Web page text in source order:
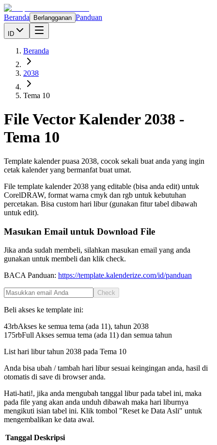
Beranda Berlangganan Panduan
ID
Beranda
2038
Tema 10
File Vector Kalender 2038 -
Tema 10
Template kalender puasa 2038, cocok sekali buat anda yang ingin
cetak kalender yang bermanfat buat umat.
File template kalender 2038 yang editable (bisa anda edit) untuk
CorelDRAW, format warna cmyk dan rgb untuk kebutuhan
percetakan. Bisa custom hari libur (gunakan fitur tabel dibawah
untuk edit).
Masukan Email untuk Download File
Jika anda sudah membeli, silahkan masukan email yang anda
gunakan untuk membeli dan klik check.
BACA Panduan: https://template.kalenderize.com/id/panduan
Check
Beli akses ke template ini:
43rbAkses ke semua tema (ada 11), tahun 2038
175rbFull Akses semua tema (ada 11) dan semua tahun
List hari libur tahun 2038 pada Tema 10
Anda bisa ubah / tambah hari libur sesuai keingingan anda, hasil di
otomatis di save di browser anda.
Hati-hati!, jika anda mengubah tanggal libur pada tabel ini, maka
pada file yang akan anda unduh dibawah maka hari liburnya
mengikuti isian tabel ini. Klik tombol "Reset ke Data Asli" untuk
mengembalikan ke data awal.
Tanggal Deskripsi